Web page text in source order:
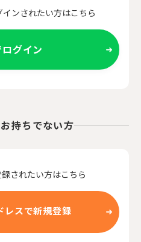
ンされたい方はこちら
グイン
持ちでない方
されたい方はこちら
レスで新規登録